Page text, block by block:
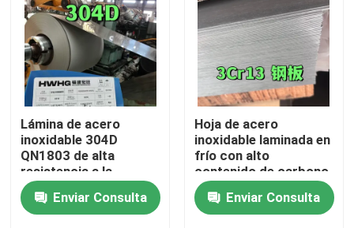
En casa
Productos
Lámina de acero
inoxidable 304D
QN1803 de alta
resistencia a la
corrosión, con bajo
contenido de níquel y
alto contenido de
Enviar Consulta
Hoja de acero
inoxidable laminada en
frío con alto
contenido de carbono
SUS420J2 30Cr13
0,5-3,0 mm 2B
Superficie utilizada
Enviar Consulta